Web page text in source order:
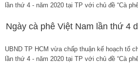
lần thứ 4 - năm 2020 tại TP với chủ đề “Cà
Ngày cà phê Việt Nam lần thứ 4
UBND TP HCM vừa chấp thuận kế hoạch tổ
lần thứ 4 - năm 2020 tại TP với chủ đề “Cà